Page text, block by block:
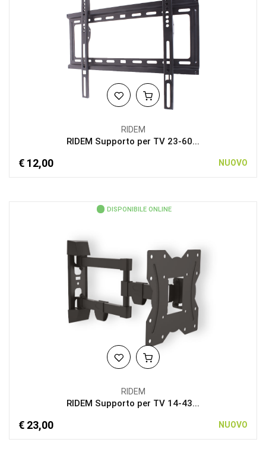
RIDEM
RIDEM Supporto per TV 23-60...
€ 12,00 NUOVO
DISPONIBILE ONLINE
RIDEM
RIDEM Supporto per TV 14-43...
€ 23,00 NUOVO